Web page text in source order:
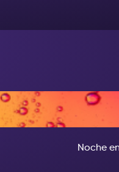
Noche